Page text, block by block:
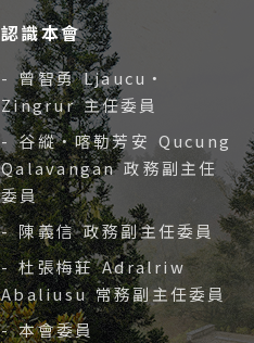
認識本會
- 曾智勇 Ljaucu‧
Zingrur 主任委員
- 谷縱‧喀勒芳安 Qucung
Qalavangan 政務副主任
委員
- 陳義信 政務副主任委員
- 杜張梅莊 Adralriw
Abaliusu 常務副主任委員
- 本會委員